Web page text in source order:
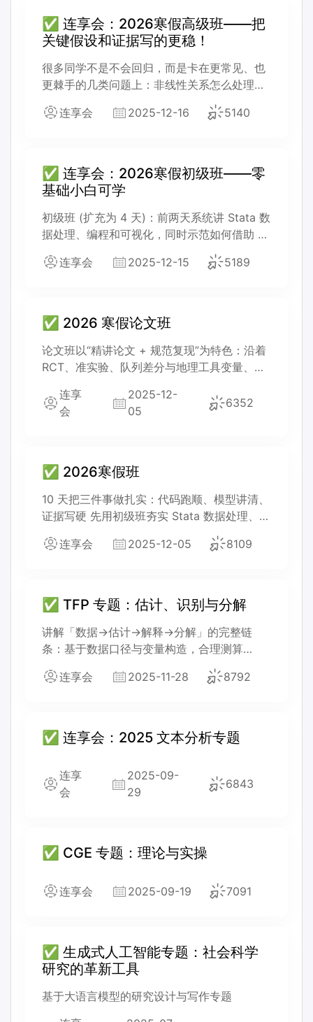
✅ 连享会：2026寒假高级班——把
关键假设和证据写的更稳！
很多同学不是不会回归，而是卡在更常见、也
更棘手的几类问题上：非线性关系怎么处理、
动态效应怎么识别、长期均衡关系怎么刻画、
样本选择和内生性怎么说清楚。高级班就按这
方法在不同场景下怎么变形、怎么落地、怎么
把关键假设和证据写得更稳。
连享会 2025-12-16 5140
✅ 连享会：2026寒假初级班——零
基础小白可学
初级班 (扩充为 4 天)：前两天系统讲 Stata 数
据处理、编程和可视化，同时示范如何借助 AI
工具把实证流程做得更高效、更少踩坑；后两
天回到线性回归、交互项和面板模型，讲原理
连享会 2025-12-15 5189
✅ 2026 寒假论文班
论文班以“精讲论文 + 规范复现”为特色：沿着
RCT、准实验、队列差分与地理工具变量、交
定、时间窗口与固定效应设定，并把稳健性、
安慰剂、敏感性与机制检验组织成一条清晰、
连享
会
2025-12-
05
6352
✅ 2026寒假班
10 天把三件事做扎实：代码跑顺、模型讲清、
证据写硬 先用初级班夯实 Stata 数据处理、编
程与可视化，再在高级班攻克非线性、动态效
应、长期均衡、样本选择与内生性等高频难
设定到检验到回应质疑)。
连享会 2025-12-05 8109
✅ TFP 专题：估计、识别与分解
讲解「数据→估计→解释→分解」的完整链
条：基于数据口径与变量构造，合理测算
TFP，进而将 TFP 嵌入机制、冲击、市场势力
等分析框架，最终延伸至资源错配、市场进入/
连享会 2025-11-28 8792
✅ 连享会：2025 文本分析专题
连享
会
2025-09-
29
6843
✅ CGE 专题：理论与实操
连享会 2025-09-19 7091
✅ 生成式人工智能专题：社会科学
研究的革新工具
基于大语言模型的研究设计与写作专题